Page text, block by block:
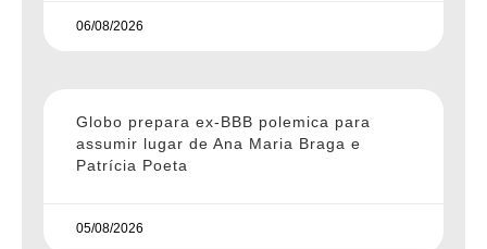
06/08/2026
Globo prepara ex-BBB polemica para
assumir lugar de Ana Maria Braga e
Patrícia Poeta
05/08/2026